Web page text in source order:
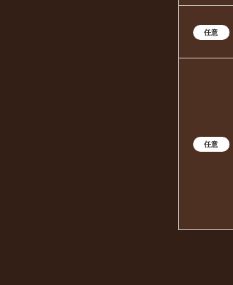
任意
任意